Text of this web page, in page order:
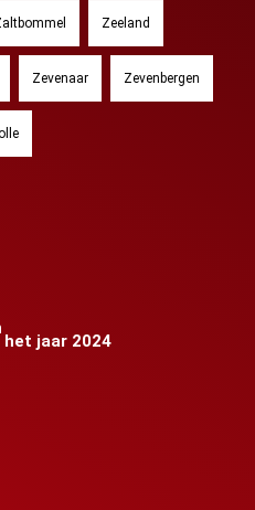
Zeeland
Zevenaar Zevenbergen
jaar 2024